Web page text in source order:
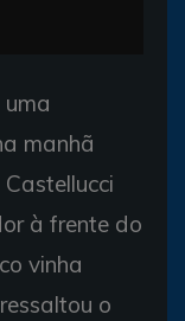
manhã
à frente do
vinha
o